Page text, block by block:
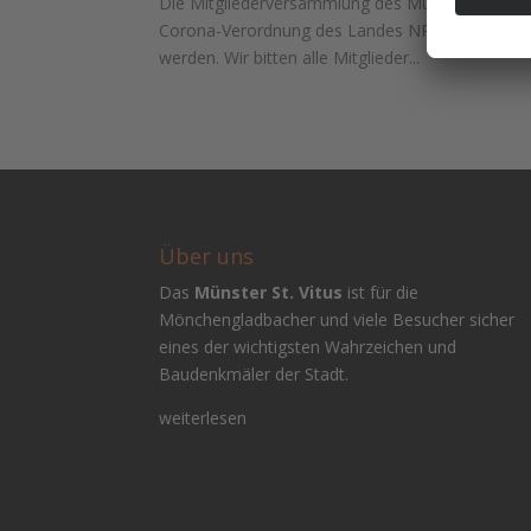
Corona-Verordnung des Landes NRW darf die
werden. Wir bitten alle Mitglieder...
Über uns
Das Münster St. Vitus ist für die
Mönchengladbacher und viele Besucher sicher
eines der wichtigsten Wahrzeichen und
Baudenkmäler der Stadt.
weiterlesen